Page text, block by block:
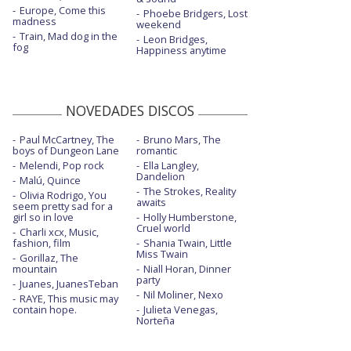
Europe, Come this
madness
Train, Mad dog in the
fog
Phoebe Bridgers, Lost
weekend
Leon Bridges,
Happiness anytime
NOVEDADES DISCOS
Paul McCartney, The
boys of Dungeon Lane
Melendi, Pop rock
Malú, Quince
Olivia Rodrigo, You
seem pretty sad for a
girl so in love
Charli xcx, Music,
fashion, film
Gorillaz, The
mountain
Juanes, JuanesTeban
RAYE, This music may
contain hope.
Bruno Mars, The
romantic
Ella Langley,
Dandelion
The Strokes, Reality
awaits
Holly Humberstone,
Cruel world
Shania Twain, Little
Miss Twain
Niall Horan, Dinner
party
Nil Moliner, Nexo
Julieta Venegas,
Norteña